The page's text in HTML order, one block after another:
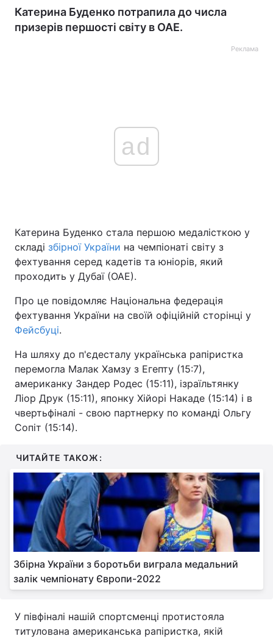
Катерина Буденко потрапила до числа
призерів першості світу в ОАЕ.
Реклама
ad
Катерина Буденко стала першою медалісткою у
складі збірної України на чемпіонаті світу з
фехтування серед кадетів та юніорів, який
проходить у Дубаї (ОАЕ).
Про це повідомляє Національна федерація
фехтування України на своїй офіційній сторінці у
Фейсбуці.
На шляху до п'єдесталу українська рапіристка
перемогла Малак Хамзу з Егепту (15:7),
американку Зандер Родес (15:11), ізраїльтянку
Ліор Друк (15:11), японку Хійорі Накаде (15:14) і в
чвертьфіналі - свою партнерку по команді Ольгу
Сопіт (15:14).
ЧИТАЙТЕ ТАКОЖ:
Збірна України з боротьби виграла медальний
залік чемпіонату Європи-2022
У півфіналі нашій спортсменці протистояла
титулована американська рапіристка, якій